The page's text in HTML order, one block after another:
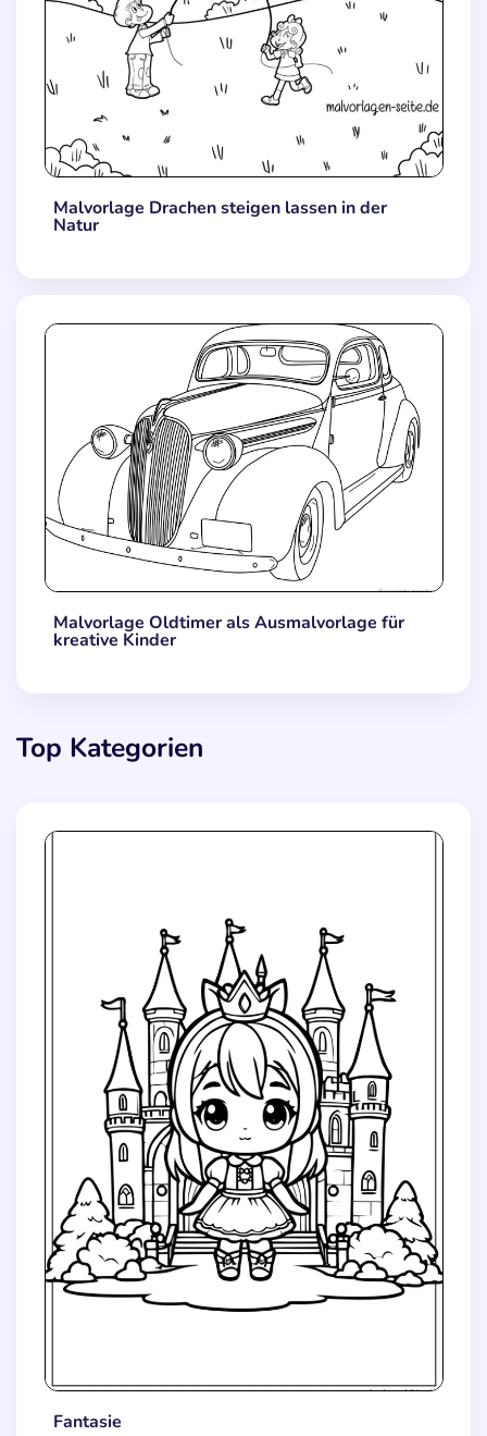
Malvorlage Drachen steigen lassen in der
Natur
Malvorlage Oldtimer als Ausmalvorlage für
kreative Kinder
Top Kategorien
Fantasie